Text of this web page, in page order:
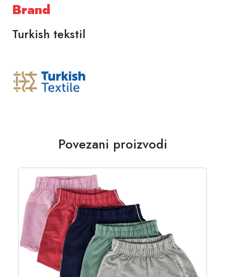
Brand
Turkish tekstil
Povezani proizvodi